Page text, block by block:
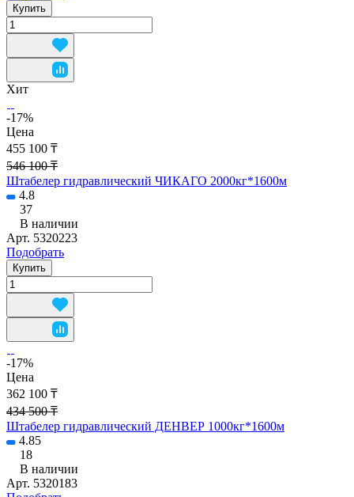
Купить
Хит
-17%
Цена
455 100 ₸
546 100 ₸
Штабелер гидравлический ЧИКАГО 2000кг*1600м
4.8
37
В наличии
Арт. 5320223
Подобрать
Купить
-17%
Цена
362 100 ₸
434 500 ₸
Штабелер гидравлический ДЕНВЕР 1000кг*1600м
4.85
18
В наличии
Арт. 5320183